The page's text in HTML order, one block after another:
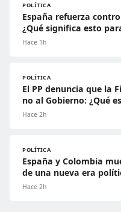
POLÍTICA
España refuerza
¿Qué significa esto
Hace 1h
POLÍTICA
El PP denuncia que la
no al Gobierno: ¿Qué
Hace 2h
POLÍTICA
España y Colombia
de una nueva era
Hace 2h